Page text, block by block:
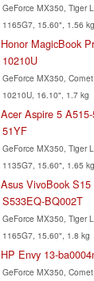
GeForce MX350, Tiger
1165G7, 15.60", 1.56 kg
Honor MagicBook
10210U
GeForce MX350,
10210U, 16.10", 1.7 kg
Acer Aspire 5
51YF
GeForce MX350, Tiger
1135G7, 15.60", 1.65 kg
Asus VivoBook S15
S533EQ-BQ002T
GeForce MX350, Tiger
1165G7, 15.60", 1.8 kg
HP Envy 13-
GeForce MX350,